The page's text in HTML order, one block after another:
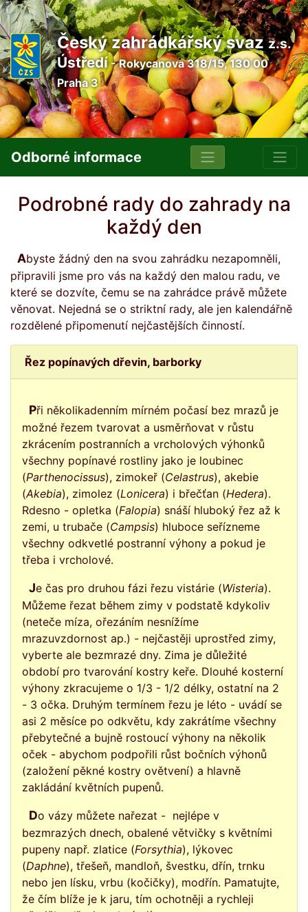
Český zahrádkářský svazz.s.
Ústředí- Rokycanova 318/15, 130 00
Praha 3
Odborné informace
Podrobné rady do zahrady na
každý den
Abyste žádný den na svou zahrádku nezapomněli,
připravili jsme pro vás na každý den malou radu, ve
které se dozvíte, čemu se na zahrádce právě můžete
věnovat. Nejedná se o striktní rady, ale jen kalendářně
rozdělené připomenutí nejčastějších činností.
Řez popínavých dřevin, barborky
Při několikadenním mírném počasí bez mrazů je
možné řezem tvarovat a usměrňovat v růstu
zkrácením postranních a vrcholových výhonků
všechny popínavé rostliny jako je loubinec
(Parthenocissus), zimokeř (Celastrus), akebie
(Akebia), zimolez (Lonicera) i břečťan (Hedera).
Rdesno - opletka (Falopia) snáší hluboký řez až k
zemi, u trubače (Campsis) hluboce seřízneme
všechny odkvetlé postranní výhony a pokud je
třeba i vrcholové.
Je čas pro druhou fázi řezu vistárie (Wisteria).
Můžeme řezat během zimy v podstatě kdykoliv
(neteče míza, ořezáním nesnížíme
mrazuvzdornost ap.) - nejčastěji uprostřed zimy,
vyberte ale bezmrazé dny. Zima je důležité
období pro tvarování kostry keře. Dlouhé kosterní
výhony zkracujeme o 1/3 - 1/2 délky, ostatní na 2
- 3 očka. Druhým termínem řezu je léto - uvádí se
asi 2 měsíce po odkvětu, kdy zakrátíme všechny
přebytečné a bujně rostoucí výhony na několik
oček - abychom podpořili růst bočních výhonů
(založení pěkné kostry ovětvení) a hlavně
zakládání květních pupenů.
Do vázy můžete nařezat - nejlépe v
bezmrazých dnech, obalené větvičky s květními
pupeny např. zlatice (Forsythia), lýkovec
(Daphne), třešeň, mandloň, švestku, dřín, trnku
nebo jen lísku, vrbu (kočičky), modřín. Pamatujte,
že čím blíže je k jaru, tím ochotněji a rychleji